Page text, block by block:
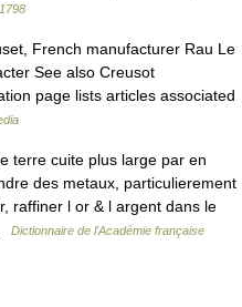
French manufacturer Rau Le
See also Creusot
page lists articles associated
terre cuite plus large par en
des metaux, particulierement
raffiner l or & l argent dans le
Dictionnaire de l'Académie française